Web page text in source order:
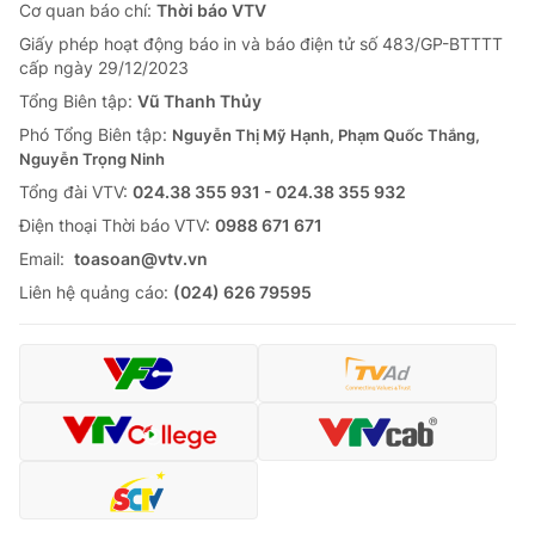
Sản phẩm
Thị trường
Tư vấn
Lịch phát sóng
Chuyên mục khác
Emagazine Podcast
Photo
VTV Money
VTV Sức khoẻ
Cơ quan báo chí: Thời báo VTV
Giấy phép hoạt động báo in và báo điện tử số 483/GP-BTTTT
cấp ngày 29/12/2023
Tổng Biên tập: Vũ Thanh Thủy
Phó Tổng Biên tập: Nguyễn Thị Mỹ Hạnh, Phạm Quốc Thắng,
Nguyễn Trọng Ninh
Tổng đài VTV: 024.38 355 931 - 024.38 355 932
Ðiện thoại Thời báo VTV: 0988 671 671
Email: toasoan@vtv.vn
Liên hệ quảng cáo: (024) 626 79595